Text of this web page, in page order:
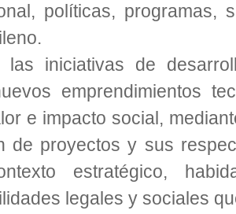
políticas, programas,
las iniciativas de
emprendimientos
e impacto social,
de proyectos y sus
estratégico,
legales y sociales